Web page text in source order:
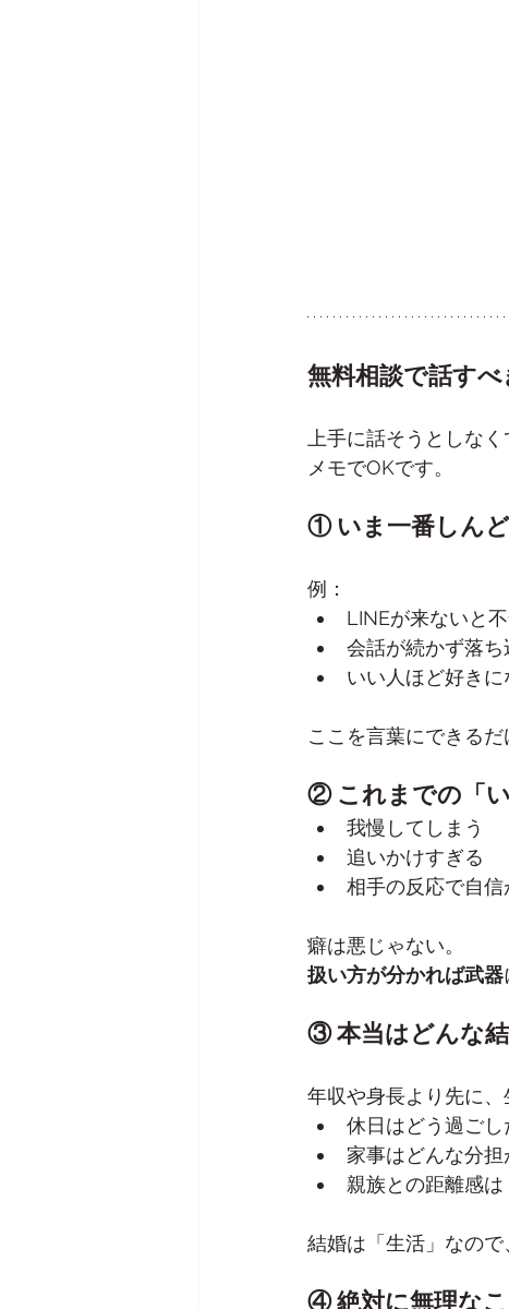
無料相談で話す
上手に話そうとしなく
メモでOKです。
① いま一番しんど
例：
LINEが来ないと
会話が続かず落ち
いい人ほど好きに
ここを言葉にできるだ
② これまでの「
我慢してしまう
追いかけすぎる
相手の反応で自信
癖は悪じゃない。
扱い方が分かれば武器
③ 本当はどんな結
年収や身長より先に、
休日はどう過ごし
家事はどんな分担
親族との距離感は
結婚は「生活」なので
④ 絶対に無理なこ